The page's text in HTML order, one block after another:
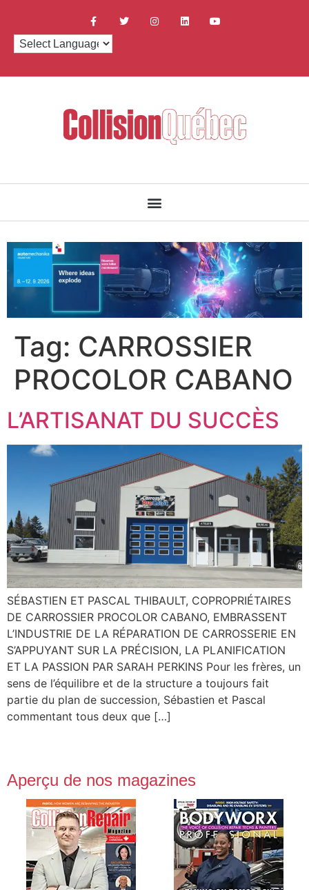
Tag: CARROSSIER
PROCOLOR CABANO
L’ARTISANAT DU SUCCÈS
SÉBASTIEN ET PASCAL THIBAULT, COPROPRIÉTAIRES
DE CARROSSIER PROCOLOR CABANO, EMBRASSENT
L’INDUSTRIE DE LA RÉPARATION DE CARROSSERIE EN
S’APPUYANT SUR LA PRÉCISION, LA PLANIFICATION
ET LA PASSION PAR SARAH PERKINS Pour les frères, un
sens de l’équilibre et de la structure a toujours fait
partie du plan de succession, Sébastien et Pascal
commentant tous deux que […]
Aperçu de nos magazines